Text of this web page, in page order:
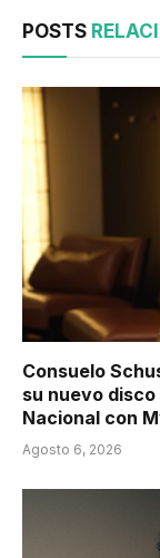
POSTS
Consuelo
su nuevo
Nacional con
Agosto 6, 2026